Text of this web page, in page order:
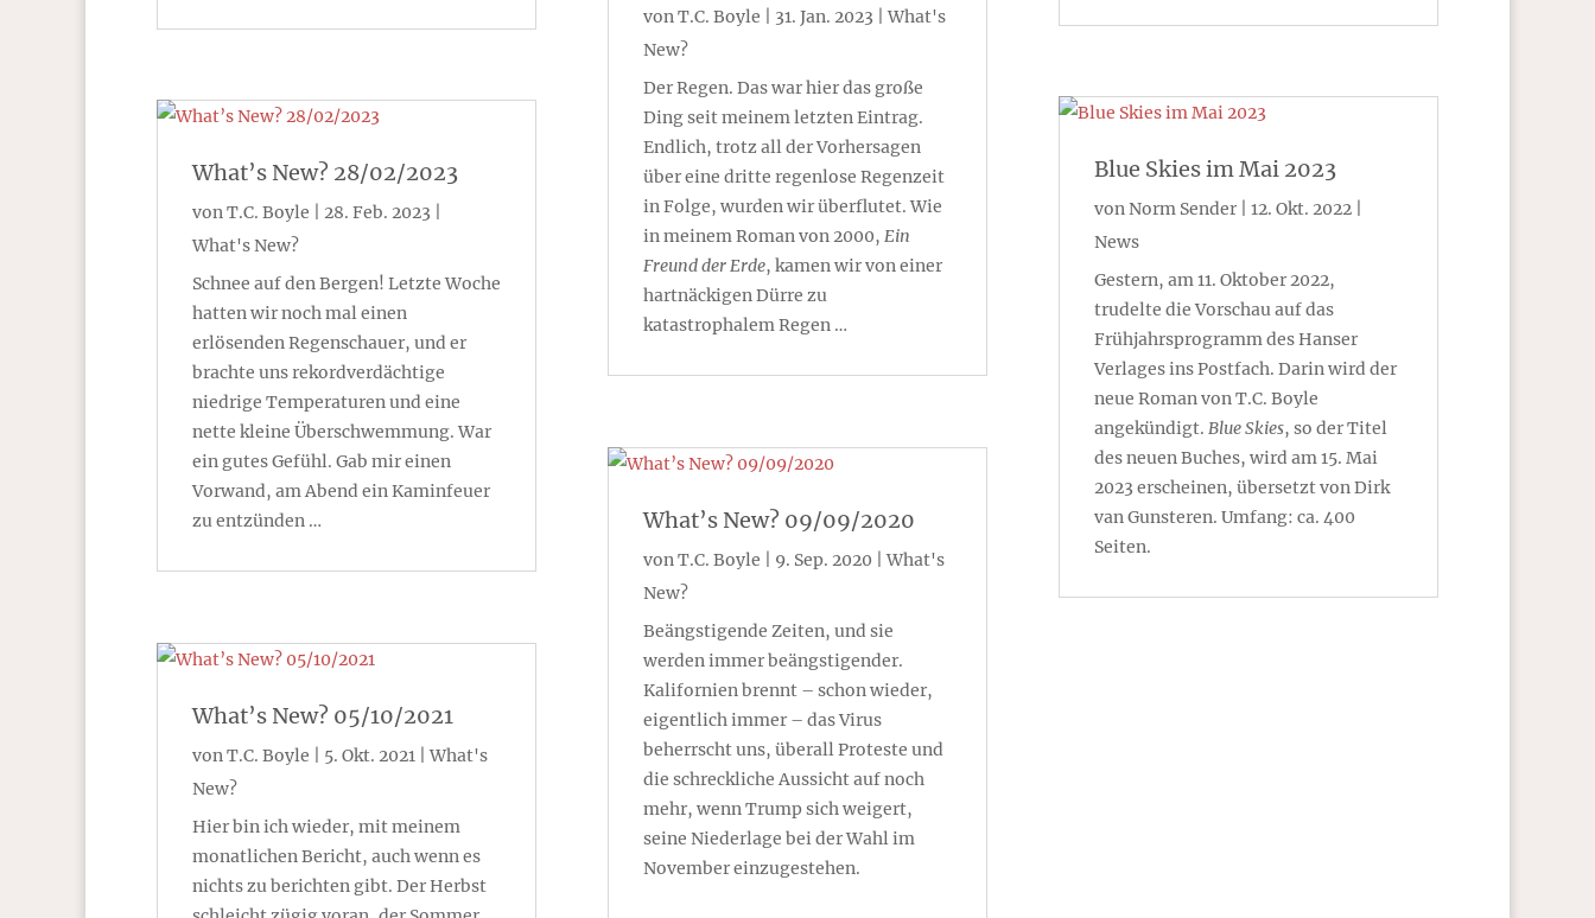
What’s New? 28/02/2023
vonT.C. Boyle 28. Feb. 2023
What's New?
Schnee auf den Bergen! Letzte Woche
hatten wir noch mal einen
erlösenden Regenschauer, und er
brachte uns rekordverdächtige
niedrige Temperaturen und eine
nette kleine Überschwemmung. War
ein gutes Gefühl. Gab mir einen
Vorwand, am Abend ein Kaminfeuer
zu entzünden …
What’s New? 05/10/2021
vonT.C. Boyle 5. Okt. 2021 |What's
New?
Hier bin ich wieder, mit meinem
monatlichen Bericht, auch wenn es
nichts zu berichten gibt. Der Herbst
vonT.C. Boyle 31. Jan. 2023 |What's
New?
Der Regen. Das war hier das große
Ding seit meinem letzten Eintrag.
Endlich, trotz all der Vorhersagen
über eine dritte regenlose Regenzeit
in Folge, wurden wir überflutet. Wie
in meinem Roman von 2000, Ein
Freund der Erde, kamen wir von einer
hartnäckigen Dürre zu
katastrophalem Regen …
What’s New? 09/09/2020
vonT.C. Boyle 9. Sep. 2020 |What's
New?
Beängstigende Zeiten, und sie
werden immer beängstigender.
Kalifornien brennt – schon wieder,
eigentlich immer – das Virus
beherrscht uns, überall Proteste und
die schreckliche Aussicht auf noch
mehr, wenn Trump sich weigert,
seine Niederlage bei der Wahl im
November einzugestehen.
Blue Skies im Mai 2023
vonNorm Sender| 12. Okt. 2022|
News
Gestern, am 11. Oktober 2022,
trudelte die Vorschau auf das
Frühjahrsprogramm des Hanser
Verlages ins Postfach. Darin wird der
neue Roman von T.C. Boyle
angekündigt. Blue Skies, so der Titel
des neuen Buches, wird am 15. Mai
2023 erscheinen, übersetzt von Dirk
van Gunsteren. Umfang: ca. 400
Seiten.